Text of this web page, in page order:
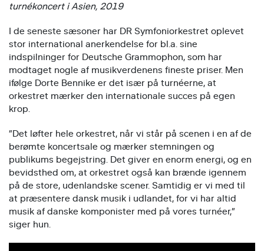
turnékoncert i Asien, 2019
I de seneste sæsoner har DR Symfoniorkestret oplevet
stor international anerkendelse for bl.a. sine
indspilninger for Deutsche Grammophon, som har
modtaget nogle af musikverdenens fineste priser. Men
ifølge Dorte Bennike er det især på turnéerne, at
orkestret mærker den internationale succes på egen
krop.
”Det løfter hele orkestret, når vi står på scenen i en af de
berømte koncertsale og mærker stemningen og
publikums begejstring. Det giver en enorm energi, og en
bevidsthed om, at orkestret også kan brænde igennem
på de store, udenlandske scener. Samtidig er vi med til
at præsentere dansk musik i udlandet, for vi har altid
musik af danske komponister med på vores turnéer,”
siger hun.